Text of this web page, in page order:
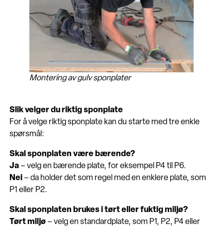
Montering av gulv sponplater
Slik velger du riktig sponplate
For å velge riktig sponplate kan du starte med tre enkle
spørsmål:
Skal sponplaten være bærende?
Ja – velg en bærende plate, for eksempel P4 til P6.
Nei – da holder det som regel med en enklere plate, som
P1 eller P2.
Skal sponplaten brukes i tørt eller fuktig miljø?
Tørt miljø – velg en standardplate, som P1, P2, P4 eller